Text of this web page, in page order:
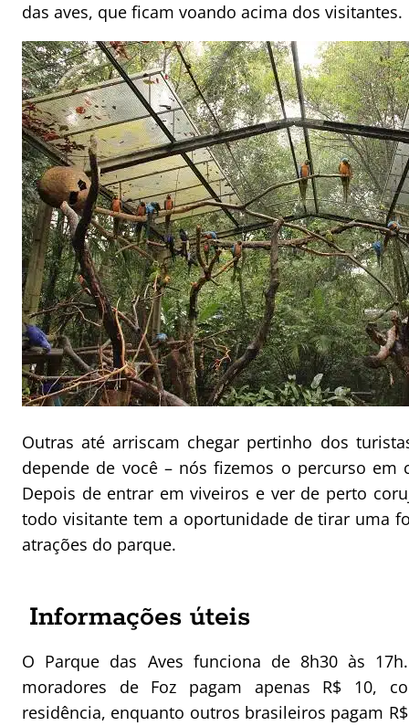
das aves, que ficam voando acima dos visitantes.
Outras até arriscam chegar pertinho dos
depende de você – nós fizemos o percurso em
Depois de entrar em viveiros e ver de perto
todo visitante tem a oportunidade de tirar uma
atrações do parque.
Informações úteis
O Parque das Aves funciona de 8h30 às
moradores de Foz pagam apenas R$ 10,
residência, enquanto outros brasileiros pagam